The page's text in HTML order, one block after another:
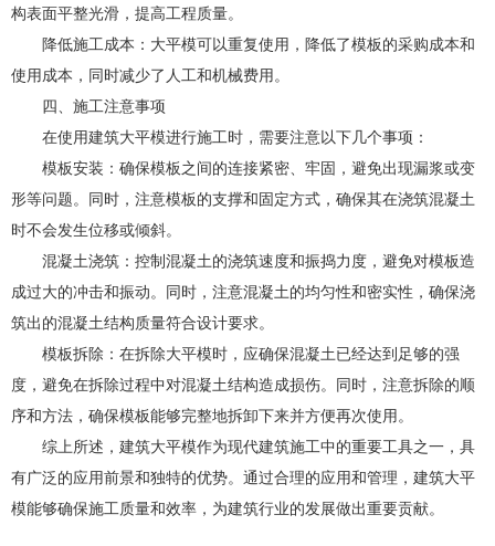
构表面平整光滑，提高工程质量。
降低施工成本：大平模可以重复使用，降低了模板的采购成本和
使用成本，同时减少了人工和机械费用。
四、施工注意事项
在使用建筑大平模进行施工时，需要注意以下几个事项：
模板安装：确保模板之间的连接紧密、牢固，避免出现漏浆或变
形等问题。同时，注意模板的支撑和固定方式，确保其在浇筑混凝土
时不会发生位移或倾斜。
混凝土浇筑：控制混凝土的浇筑速度和振捣力度，避免对模板造
成过大的冲击和振动。同时，注意混凝土的均匀性和密实性，确保浇
筑出的混凝土结构质量符合设计要求。
模板拆除：在拆除大平模时，应确保混凝土已经达到足够的强
度，避免在拆除过程中对混凝土结构造成损伤。同时，注意拆除的顺
序和方法，确保模板能够完整地拆卸下来并方便再次使用。
综上所述，建筑大平模作为现代建筑施工中的重要工具之一，具
有广泛的应用前景和独特的优势。通过合理的应用和管理，建筑大平
模能够确保施工质量和效率，为建筑行业的发展做出重要贡献。